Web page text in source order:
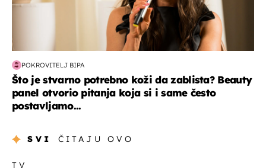
POKROVITELJ BIPA
Što je stvarno potrebno koži da zablista? Beauty
panel otvorio pitanja koja si i same često
postavljamo...
SVI ČITAJU OVO
TV